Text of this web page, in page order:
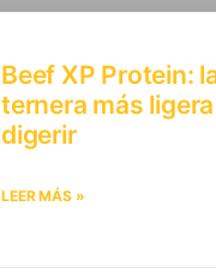
Beef XP Protein:
ternera más
digerir
LEER MÁS »